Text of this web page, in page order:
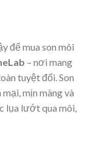
để mua son môi
– nơi mang
tuyệt đối. Son
mịn màng và
lụa lướt qua môi,